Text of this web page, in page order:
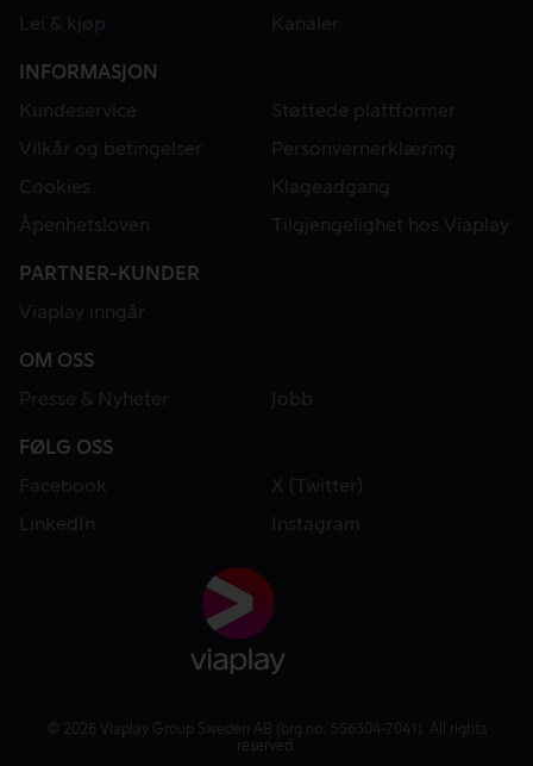
Lei & kjøp
Kanaler
INFORMASJON
Kundeservice
Støttede plattformer
Vilkår og betingelser
Personvernerklæring
Cookies
Klageadgang
Åpenhetsloven
Tilgjengelighet hos Viaplay
PARTNER-KUNDER
Viaplay inngår
OM OSS
Presse & Nyheter
Jobb
FØLG OSS
Facebook
X (Twitter)
LinkedIn
Instagram
© 2026 Viaplay Group Sweden AB (org.no: 556304-7041). All rights
reserved.